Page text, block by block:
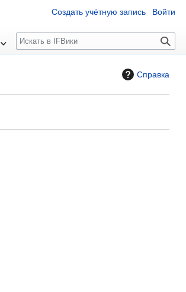
Справка
Создать учётную запись Войти
П
о
к